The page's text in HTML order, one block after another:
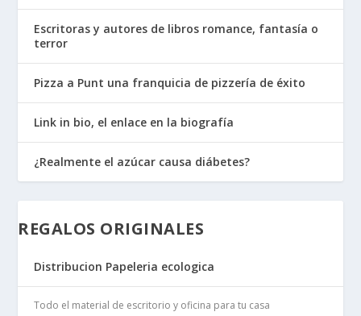
Escritoras y autores de libros romance, fantasía o
terror
Pizza a Punt una franquicia de pizzería de éxito
Link in bio, el enlace en la biografía
¿Realmente el azúcar causa diábetes?
REGALOS ORIGINALES
Distribucion Papeleria ecologica
Todo el material de escritorio y oficina para tu casa